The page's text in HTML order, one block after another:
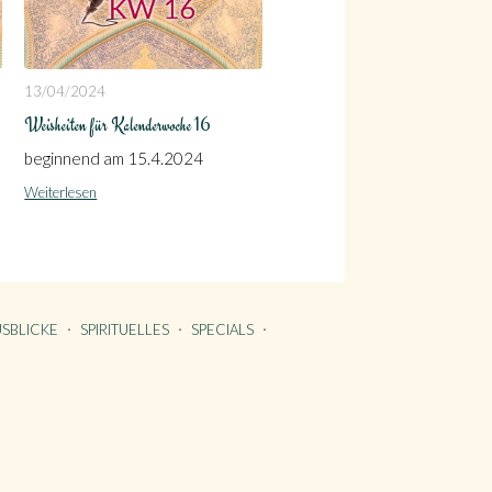
13/04/2024
Weisheiten für Kalenderwoche 16
beginnend am 15.4.2024
Weiterlesen
SPIRITUELLES SPECIALS